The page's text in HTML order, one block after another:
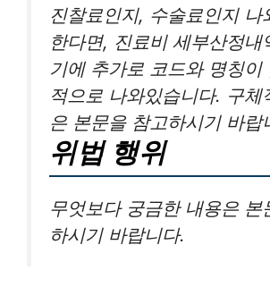
진찰료인지, 수술료인지 나
한다면, 진료비 세부산정내
기에 추가로 코드와 명칭이
적으로 나와있습니다. 구체
은 본문을 참고하시기 바랍
위법 행위
무엇보다 궁금한 내용은 본
하시기 바랍니다.